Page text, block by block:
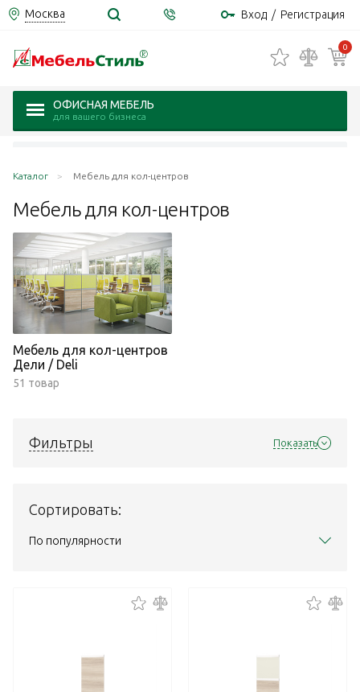
Москва Вход / Регистрация
0
ОФИСНАЯ МЕБЕЛЬ
для вашего бизнеса
Каталог Мебель для кол-центров
Мебель для кол-центров
Мебель для кол-центров
Дели / Deli
51 товар
Фильтры Показать
Сортировать:
По популярности